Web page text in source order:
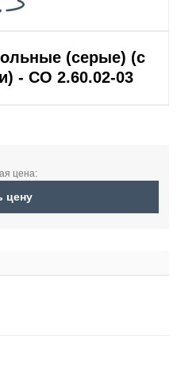
(серые) (с
- СО 2.60.02-03
цена:
цену